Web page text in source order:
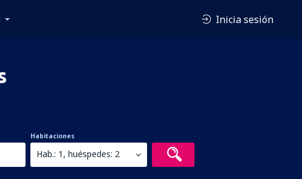
Inicia sesión
Habitaciones
Hab.: 1, huéspedes: 2